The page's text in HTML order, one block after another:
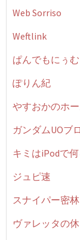
Web Sorriso
Weftlink
ぱんでもにぅ
ぽりん紀
やすおかのホ
ガンダムUOブ
キミはiPodで
ジュピ速
スナイパー密林
ヴァレッタの